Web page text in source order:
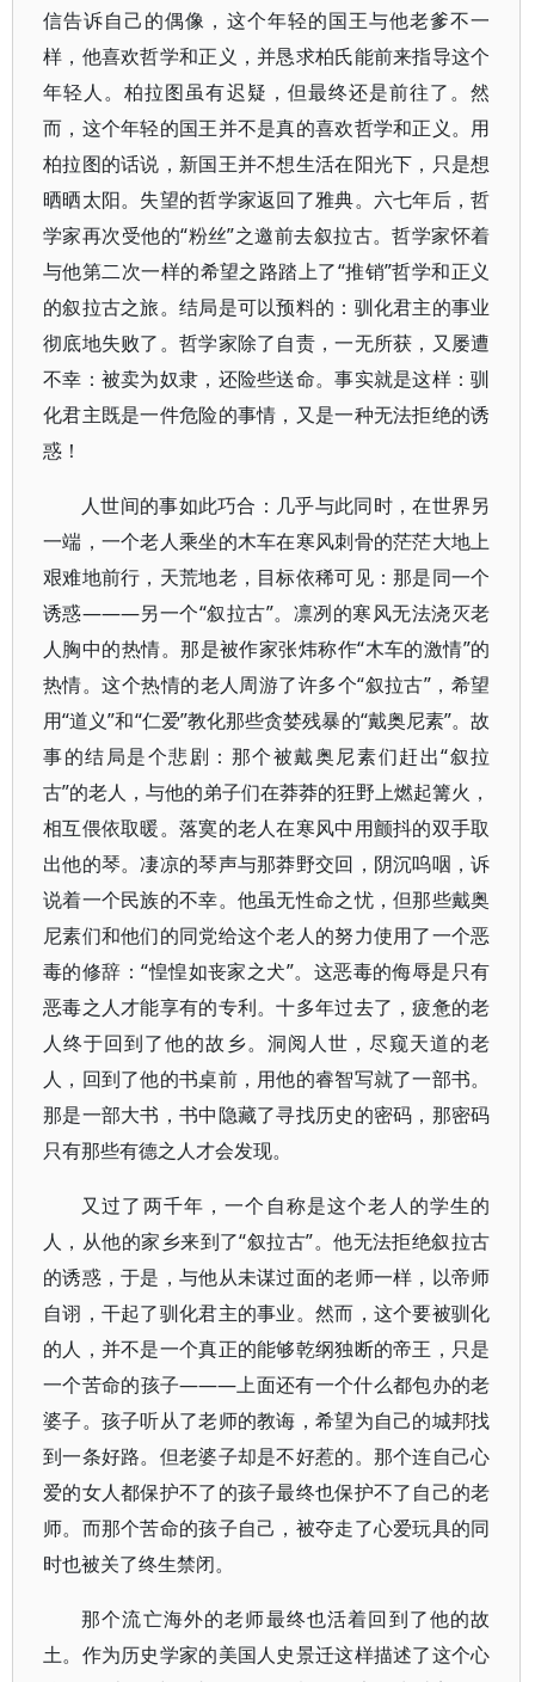
信告诉自己的偶像，这个年轻的国王与他老爹不一
样，他喜欢哲学和正义，并恳求柏氏能前来指导这个
年轻人。柏拉图虽有迟疑，但最终还是前往了。然
而，这个年轻的国王并不是真的喜欢哲学和正义。用
柏拉图的话说，新国王并不想生活在阳光下，只是想
晒晒太阳。失望的哲学家返回了雅典。六七年后，哲
学家再次受他的“粉丝”之邀前去叙拉古。哲学家怀着
与他第二次一样的希望之路踏上了“推销”哲学和正义
的叙拉古之旅。结局是可以预料的：驯化君主的事业
彻底地失败了。哲学家除了自责，一无所获，又屡遭
不幸：被卖为奴隶，还险些送命。事实就是这样：驯
化君主既是一件危险的事情，又是一种无法拒绝的诱
惑！
人世间的事如此巧合：几乎与此同时，在世界另
一端，一个老人乘坐的木车在寒风刺骨的茫茫大地上
艰难地前行，天荒地老，目标依稀可见：那是同一个
诱惑———另一个“叙拉古”。凛冽的寒风无法浇灭老
人胸中的热情。那是被作家张炜称作“木车的激情”的
热情。这个热情的老人周游了许多个“叙拉古”，希望
用“道义”和“仁爱”教化那些贪婪残暴的“戴奥尼素”。故
事的结局是个悲剧：那个被戴奥尼素们赶出“叙拉
古”的老人，与他的弟子们在莽莽的狂野上燃起篝火，
相互偎依取暖。落寞的老人在寒风中用颤抖的双手取
出他的琴。凄凉的琴声与那莽野交回，阴沉呜咽，诉
说着一个民族的不幸。他虽无性命之忧，但那些戴奥
尼素们和他们的同党给这个老人的努力使用了一个恶
毒的修辞：“惶惶如丧家之犬”。这恶毒的侮辱是只有
恶毒之人才能享有的专利。十多年过去了，疲惫的老
人终于回到了他的故乡。洞阅人世，尽窥天道的老
人，回到了他的书桌前，用他的睿智写就了一部书。
那是一部大书，书中隐藏了寻找历史的密码，那密码
只有那些有德之人才会发现。
又过了两千年，一个自称是这个老人的学生的
人，从他的家乡来到了“叙拉古”。他无法拒绝叙拉古
的诱惑，于是，与他从未谋过面的老师一样，以帝师
自诩，干起了驯化君主的事业。然而，这个要被驯化
的人，并不是一个真正的能够乾纲独断的帝王，只是
一个苦命的孩子———上面还有一个什么都包办的老
婆子。孩子听从了老师的教诲，希望为自己的城邦找
到一条好路。但老婆子却是不好惹的。那个连自己心
爱的女人都保护不了的孩子最终也保护不了自己的老
师。而那个苦命的孩子自己，被夺走了心爱玩具的同
时也被关了终生禁闭。
那个流亡海外的老师最终也活着回到了他的故
土。作为历史学家的美国人史景迁这样描述了这个心